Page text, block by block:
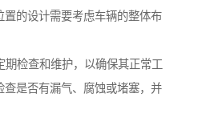
置的设计需要考虑车辆的整体布
期检查和维护，以确保其正常工
查是否有漏气、腐蚀或堵塞，并